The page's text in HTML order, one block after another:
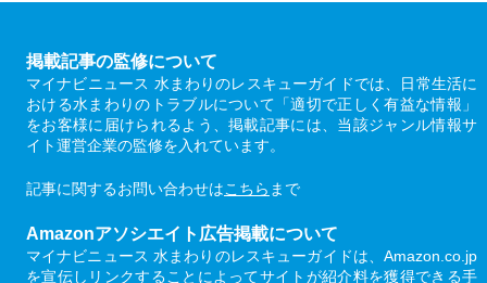
掲載記事の監修について
マイナビニュース 水まわりのレスキューガイドでは、日常生活に
おける水まわりのトラブルについて「適切で正しく有益な情報」
をお客様に届けられるよう、掲載記事には、当該ジャンル情報サ
イト運営企業の監修を入れています。
記事に関するお問い合わせはこちら まで
Amazonアソシエイト広告掲載について
マイナビニュース 水まわりのレスキューガイドは、Amazon.co.jp
を宣伝しリンクすることによってサイトが紹介料を獲得できる手